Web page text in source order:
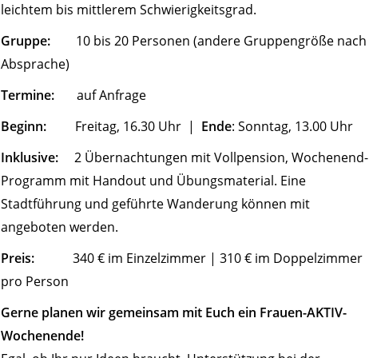
leichtem bis mittlerem Schwierigkeitsgrad.
Gruppe: 10 bis 20 Personen (andere Gruppengröße nach
Absprache)
Termine: auf Anfrage
Beginn: Freitag, 16.30 Uhr | Ende: Sonntag, 13.00 Uhr
Inklusive: 2 Übernachtungen mit Vollpension, Wochenend-
Programm mit Handout und Übungsmaterial. Eine
Stadtführung und geführte Wanderung können mit
angeboten werden.
Preis: 340 € im Einzelzimmer | 310 € im Doppelzimmer
pro Person
Gerne planen wir gemeinsam mit Euch ein Frauen-AKTIV-
Wochenende!